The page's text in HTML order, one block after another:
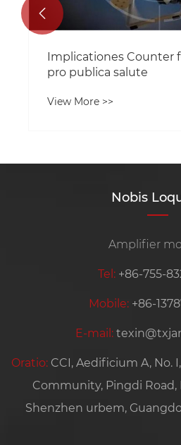
Implicationes Counter
pro publica salute
View More >>

Nobis
Amplifier
Tel: +86-755-
Mobile: +86-
E-mail:
Oratio: CCI, Aedificium A, No.
Community, Pingdi
Shenzhen urbem,